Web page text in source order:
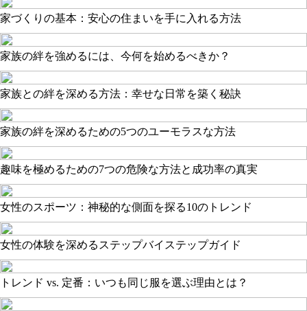
家づくりの基本：安心の住まいを手に入れる方法
家族の絆を強めるには、今何を始めるべきか？
家族との絆を深める方法：幸せな日常を築く秘訣
家族の絆を深めるための5つのユーモラスな方法
趣味を極めるための7つの危険な方法と成功率の真実
女性のスポーツ：神秘的な側面を探る10のトレンド
女性の体験を深めるステップバイステップガイド
トレンド vs. 定番：いつも同じ服を選ぶ理由とは？